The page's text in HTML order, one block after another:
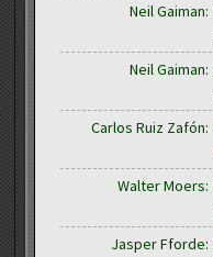
Neil Gaiman:
Neil Gaiman:
Carlos Ruiz Zafón:
Walter Moers:
Jasper Fforde: